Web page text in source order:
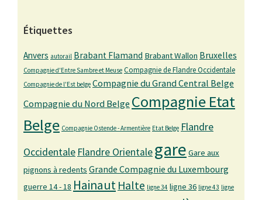
Étiquettes
Anvers autorail Brabant Flamand Brabant Wallon Bruxelles
Compagnie d'Entre Sambre et Meuse Compagnie de Flandre Occidentale
Compagnie de l'Est belge Compagnie du Grand Central Belge
Compagnie du Nord Belge Compagnie Etat
Belge Compagnie Ostende - Armentière Etat Belge Flandre
Occidentale Flandre Orientalegare Gare aux
pignons à redents Grande Compagnie du Luxembourg
guerre 14 - 18 Hainaut Halte ligne 34 ligne 36 ligne 43 ligne